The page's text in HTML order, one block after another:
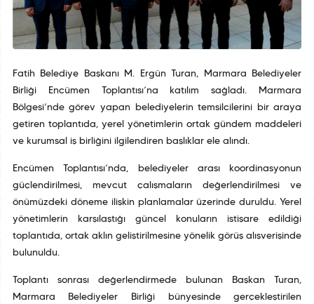
Fatih Belediye Başkanı M. Ergün Turan, Marmara Belediyeler
Birliği Encümen Toplantısı’na katılım sağladı. Marmara
Bölgesi’nde görev yapan belediyelerin temsilcilerini bir araya
getiren toplantıda, yerel yönetimlerin ortak gündem maddeleri
ve kurumsal iş birliğini ilgilendiren başlıklar ele alındı.
Encümen Toplantısı’nda, belediyeler arası koordinasyonun
güçlendirilmesi, mevcut çalışmaların değerlendirilmesi ve
önümüzdeki döneme ilişkin planlamalar üzerinde duruldu. Yerel
yönetimlerin karşılaştığı güncel konuların istişare edildiği
toplantıda, ortak aklın geliştirilmesine yönelik görüş alışverişinde
bulunuldu.
Toplantı sonrası değerlendirmede bulunan Başkan Turan,
Marmara Belediyeler Birliği bünyesinde gerçekleştirilen